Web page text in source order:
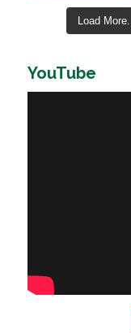
Load More...
YouTube